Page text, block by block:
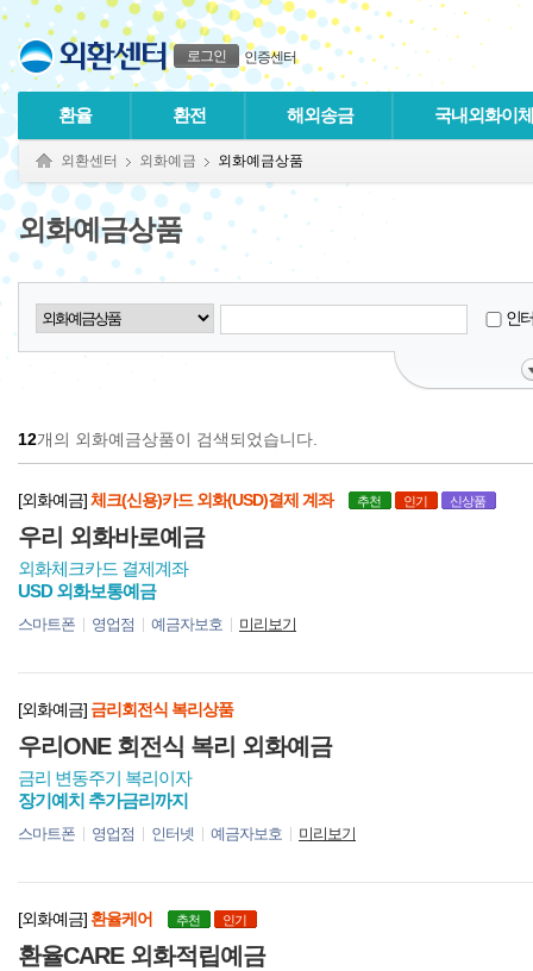
본문으로 바로가기
푸터 바로가기
로그인 인증센터
환율 환전 해외송금 국내외화이체
외환센터 외화예금 외화예금상품
외화예금상품
인
12개의 외화예금상품이 검색되었습니다.
우리 외화바로예금
[외화예금]체크(신용)카드 외화(USD)결제 계좌 추천 인기 신상품
외화체크카드 결제계좌
USD 외화보통예금
스마트폰 영업점 예금자보호 미리보기
우리ONE 회전식 복리 외화예금
[외화예금] 금리회전식 복리상품
금리 변동주기 복리이자
장기예치 추가금리까지
스마트폰 영업점 인터넷 예금자보호 미리보기
환율CARE 외화적립예금
[외화예금] 환율케어 추천 인기